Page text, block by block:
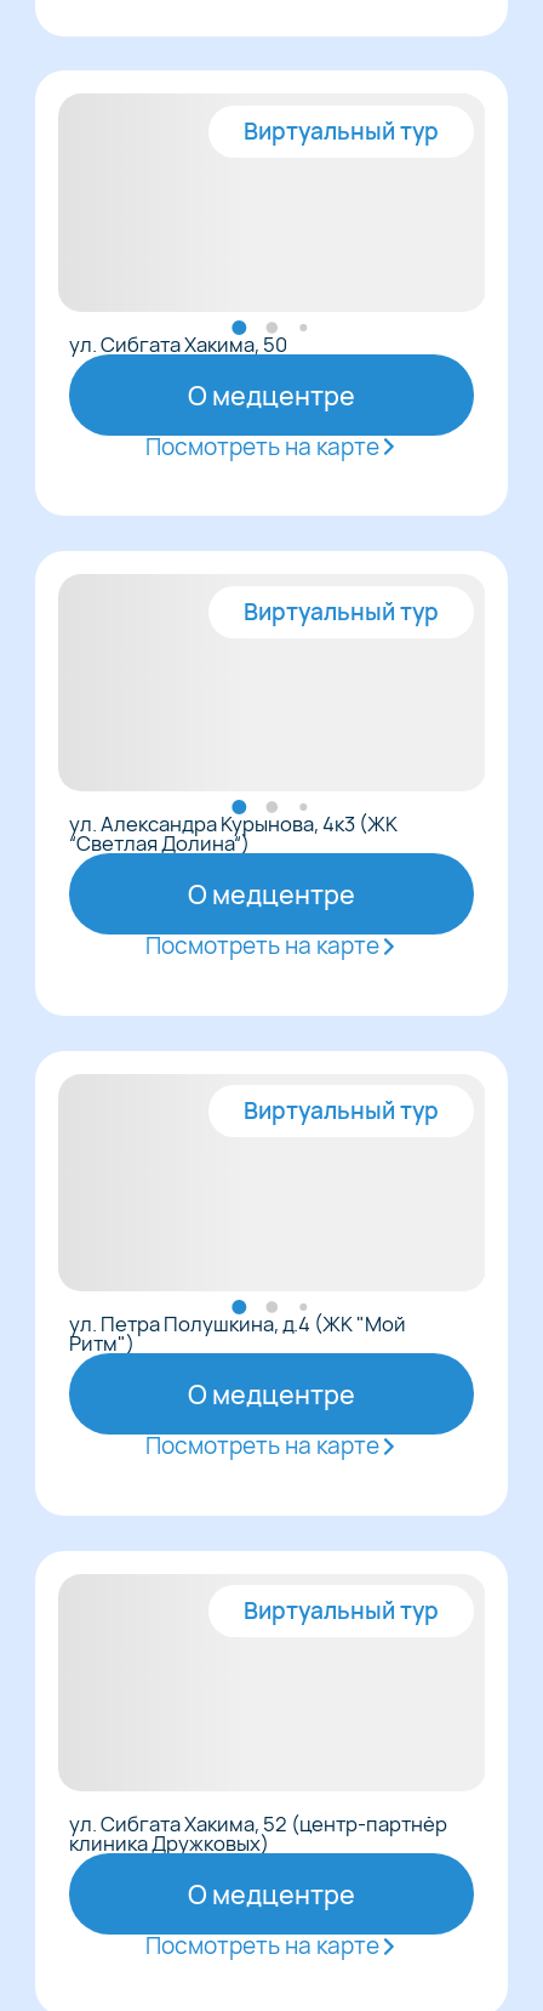
Виртуальный тур
ул. Сибгата Хакима, 50
О медцентре
Посмотреть на карте
Виртуальный тур
ул. Александра Курынова, 4к3 (ЖК
“Светлая Долина“)
О медцентре
Посмотреть на карте
Виртуальный тур
ул. Петра Полушкина, д.4 (ЖК "Мой
Ритм")
О медцентре
Посмотреть на карте
Виртуальный тур
ул. Сибгата Хакима, 52 (центр-партнёр
клиника Дружковых)
О медцентре
Посмотреть на карте